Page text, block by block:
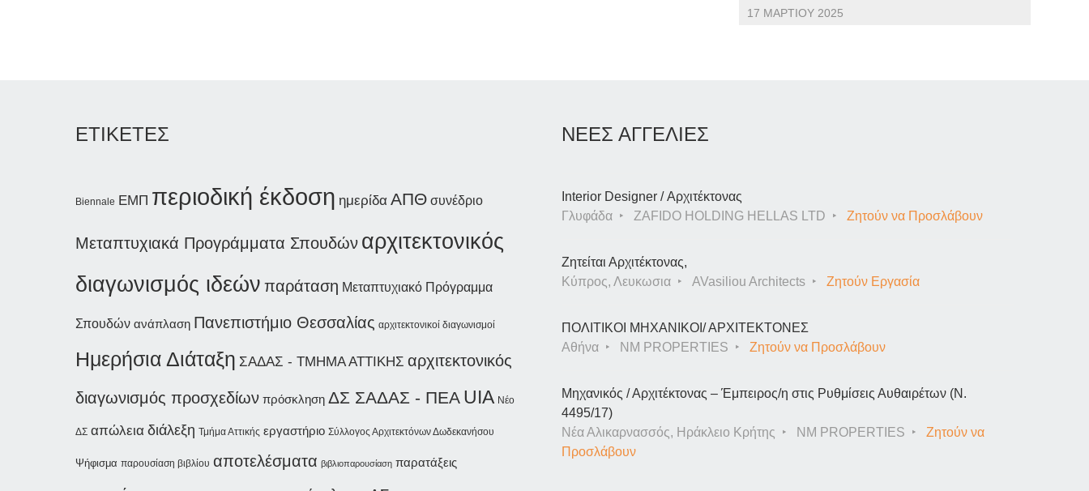
17 ΜΑΡΤΊΟΥ 2025
ΕΤΙΚΕΤΕΣ
Biennale ΕΜΠ περιοδική έκδοση ημερίδα ΑΠΘ συνέδριο
Μεταπτυχιακά Προγράμματα Σπουδών αρχιτεκτονικός
διαγωνισμός ιδεών παράταση Μεταπτυχιακό Πρόγραμμα
Σπουδών ανάπλαση Πανεπιστήμιο Θεσσαλίας αρχιτεκτονικοί διαγωνισμοί
Ημερήσια Διάταξη ΣΑΔΑΣ - ΤΜΗΜΑ ΑΤΤΙΚΗΣ αρχιτεκτονικός
διαγωνισμός προσχεδίων πρόσκληση ΔΣ ΣΑΔΑΣ - ΠΕΑ UIA Νέο
ΔΣ απώλεια διάλεξη Τμήμα Αττικής εργαστήριο Σύλλογος Αρχιτεκτόνων Δωδεκανήσου
Ψήφισμα παρουσίαση βιβλίου αποτελέσματα βιβλιοπαρουσίαση παρατάξεις
ΝΕΕΣ ΑΓΓΕΛΙΕΣ
Interior Designer / Αρχιτέκτονας
Γλυφάδα
ZAFIDO HOLDING HELLAS LTD Ζητούν να Προσλάβουν
Ζητείται Αρχιτέκτονας,
Κύπρος, Λευκωσια
AVasiliou Architects Ζητούν Εργασία
ΠΟΛΙΤΙΚΟΙ ΜΗΧΑΝΙΚΟΙ/ ΑΡΧΙΤΕΚΤΟΝΕΣ
Αθήνα
NM PROPERTIES Ζητούν να Προσλάβουν
Μηχανικός / Αρχιτέκτονας – Έμπειρος/η στις Ρυθμίσεις Αυθαιρέτων (Ν.
4495/17)
Νέα Αλικαρνασσός, Ηράκλειο Κρήτης
NM PROPERTIES
Ζητούν να
Προσλάβουν